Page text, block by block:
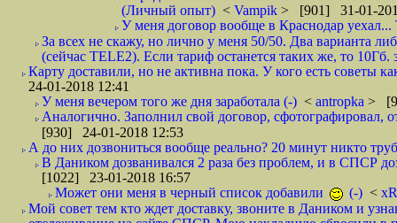
(Личный опыт) < Vampik > [901] 31-01-
У меня договор вообще в Краснодар
За всех не скажу, но лично у меня 50/50. Два варианта
(сейчас TELE2). Если тариф останется таких же, то
Карту доставили, но не активна пока. У кого есть советы
24-01-2018 12:41
У меня вечером того же дня заработала (-) < antropka >
Аналогично. Заполнил свой договор,
[930] 24-01-2018 12:53
А до них дозвониться вообще реально? 20 минут никто
В Даником дозванивался 2 раза без проблем, и в СПСР
[1022] 23-01-2018 16:57
Может они меня в черный список добавили
(-) <
Мой совет тем кто ждет доставку, звоните в Даником и